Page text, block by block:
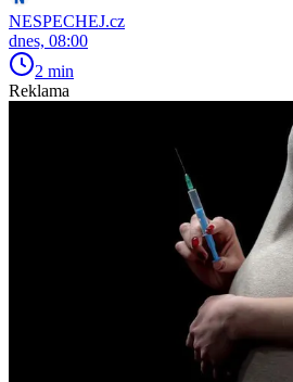
NESPECHEJ.cz
dnes, 08:00
2 min
Reklama